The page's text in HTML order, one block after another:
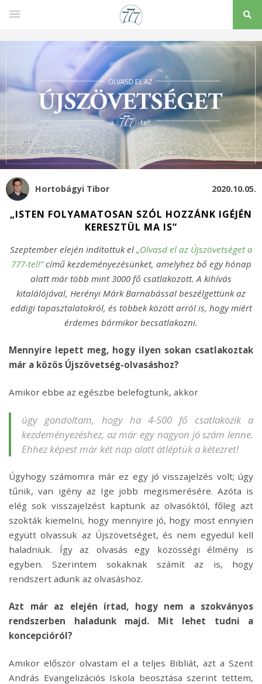
Hortobágyi Tibor 2020.10.05.
„ISTEN FOLYAMATOSAN SZÓL HOZZÁNK IGÉJÉN
KERESZTÜL MA IS”
Szeptember elején indítottuk el „Olvasd el az Újszövetséget a
777-tel!”című kezdeményezésünket, amelyhez bő egy hónap
alatt már több mint 3000 fő csatlakozott. A kihívás
kitalálójával, Herényi Márk Barnabással beszélgettünk az
eddigi tapasztalatokról, és többek között arról is, hogy miért
érdemes bármikor becsatlakozni.
Mennyire lepett meg, hogy ilyen sokan csatlakoztak
már a közös Újszövetség-olvasáshoz?
Amikor ebbe az egészbe belefogtunk, akkor
úgy gondoltam, hogy ha 4-500 fő csatlakozik a
kezdeményezéshez, az már egy nagyon jó szám lenne.
Ehhez képest már két nap alatt átléptük a kétezret!
Úgyhogy számomra már ez egy jó visszajelzés volt; úgy
tűnik, van igény az Ige jobb megismerésére. Azóta is
elég sok visszajelzést kaptunk az olvasóktól, főleg azt
szokták kiemelni, hogy mennyire jó, hogy most ennyien
együtt olvassuk az Újszövetséget, és nem egyedül kell
haladniuk. Így az olvasás egy közösségi élmény is
egyben. Szerintem sokaknak számít az is, hogy
rendszert adunk az olvasáshoz.
Azt már az elején írtad, hogy nem a szokványos
rendszerben haladunk majd. Mit lehet tudni a
koncepcióról?
Amikor először olvastam el a teljes Bibliát, azt a Szent
András Evangelizációs Iskola beosztása szerint tettem,